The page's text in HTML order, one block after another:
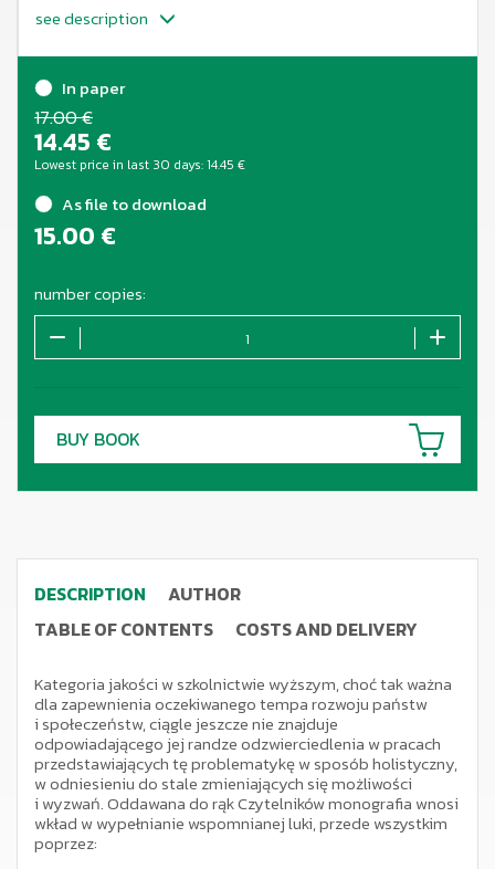
see description
In paper
17.00 €
14.45 €
Lowest price in last 30 days:14.45 €
As file to download
15.00 €
number copies:
BUY BOOK
DESCRIPTION
AUTHOR
TABLE OF CONTENTS
COSTS AND DELIVERY
Kategoria jakości w szkolnictwie wyższym, choć tak ważna
dla zapewnienia oczekiwanego tempa rozwoju państw
i społeczeństw, ciągle jeszcze nie znajduje
odpowiadającego jej randze odzwierciedlenia w pracach
przedstawiających tę problematykę w sposób holistyczny,
w odniesieniu do stale zmieniających się możliwości
i wyzwań. Oddawana do rąk Czytelników monografia wnosi
wkład w wypełnianie wspomnianej luki, przede wszystkim
poprzez: